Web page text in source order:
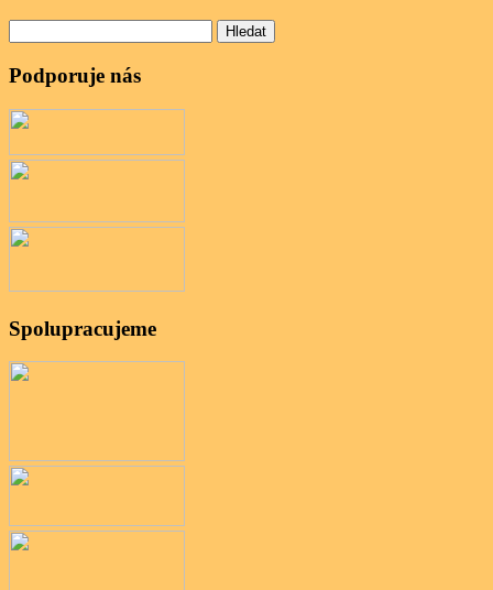
Podporuje nás
Spolupracujeme